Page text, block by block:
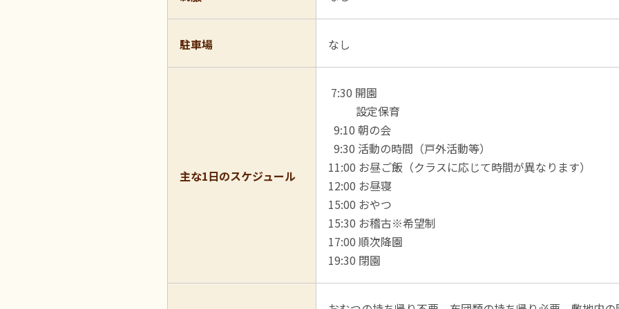
駐車場 なし
主な1日のスケジュール
7:30 開園
設定保育
9:10 朝の会
9:30 活動の時間（戸外活動等）
11:00 お昼ご飯（クラスに応じて時間が異なります）
12:00 お昼寝
15:00 おやつ
15:30 お稽古※希望制
17:00 順次降園
19:30 閉園